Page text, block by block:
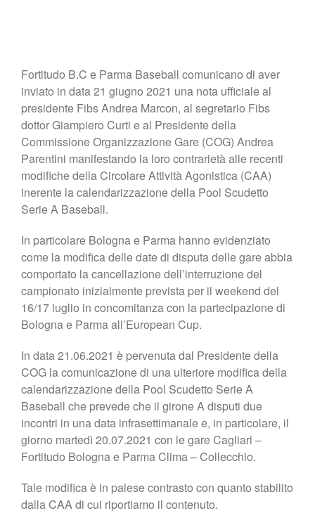
Fortitudo B.C e Parma Baseball comunicano di aver
inviato in data 21 giugno 2021 una nota ufficiale al
presidente Fibs Andrea Marcon, al segretario Fibs
dottor Giampiero Curti e al Presidente della
Commissione Organizzazione Gare (COG) Andrea
Parentini manifestando la loro contrarietà alle recenti
modifiche della Circolare Attività Agonistica (CAA)
inerente la calendarizzazione della Pool Scudetto
Serie A Baseball.
In particolare Bologna e Parma hanno evidenziato
come la modifica delle date di disputa delle gare abbia
comportato la cancellazione dell’interruzione del
campionato inizialmente prevista per il weekend del
16/17 luglio in concomitanza con la partecipazione di
Bologna e Parma all’European Cup.
In data 21.06.2021 è pervenuta dal Presidente della
COG la comunicazione di una ulteriore modifica della
calendarizzazione della Pool Scudetto Serie A
Baseball che prevede che il girone A disputi due
incontri in una data infrasettimanale e, in particolare, il
giorno martedì 20.07.2021 con le gare Cagliari –
Fortitudo Bologna e Parma Clima – Collecchio.
Tale modifica è in palese contrasto con quanto stabilito
dalla CAA di cui riportiamo il contenuto.